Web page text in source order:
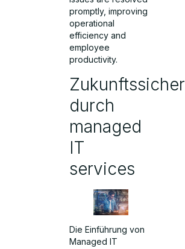
promptly, improving
operational
efficiency and
employee
productivity.
Zukunftssicher
durch
managed
IT
services
Die Einführung von
Managed IT